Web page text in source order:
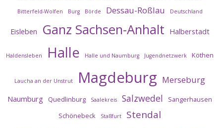
Bitterfeld-Wolfen Burg Börde Dessau-Roßlau Deutschland
Eisleben Ganz Sachsen-Anhalt Halberstadt
Haldensleben Halle Halle und Naumburg Jugendnetzwerk Köthen
Laucha an der Unstrut Magdeburg Merseburg
Naumburg Quedlinburg Saalekreis Salzwedel
Sangerhausen
Schönebeck
Staßfurt Stendal